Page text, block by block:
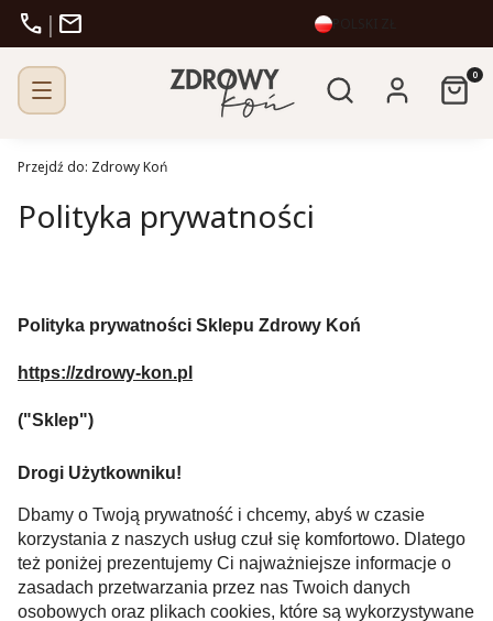
call | mail
Otwórz
Szukaj Zaloguj się
Przejdź do: Zdrowy Koń
Polityka prywatności
Polityka prywatności Sklepu Zdrowy Koń
https://zdrowy-kon.pl
("Sklep")
Drogi Użytkowniku!
Dbamy o Twoją prywatność i chcemy, abyś w czasie
korzystania z naszych usług czuł się komfortowo. Dlatego
też poniżej prezentujemy Ci najważniejsze informacje o
zasadach przetwarzania przez nas Twoich danych
osobowych oraz plikach cookies, które są wykorzystywane